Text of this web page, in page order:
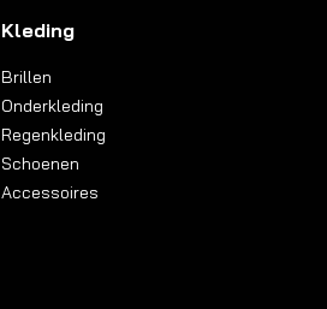
Kleding
Brillen
Onderkleding
Regenkleding
Schoenen
Accessoires